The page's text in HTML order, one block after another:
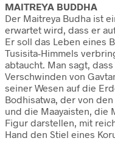
MAITREYA BUDDHA
Der Maitreya Budha ist
erwartet wird, dass er
Er soll das Leben eines
Tusisita-Himmels
abtaucht. Man sagt,
Verschwinden von
seiner Wesen auf die
Bodhisatwa, der von
und die Maayaisten, die
Figur darstellen, mit
Hand den Stiel eines